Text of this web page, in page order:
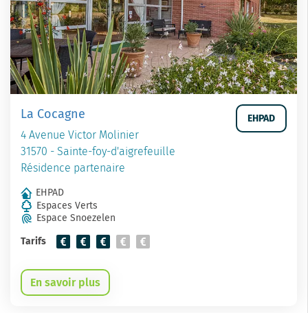
La Cocagne
4 Avenue Victor Molinier
31570 - Sainte-foy-d'aigrefeuille
Résidence partenaire
EHPAD
EHPAD
Espaces Verts
Espace Snoezelen
Tarifs
En savoir plus